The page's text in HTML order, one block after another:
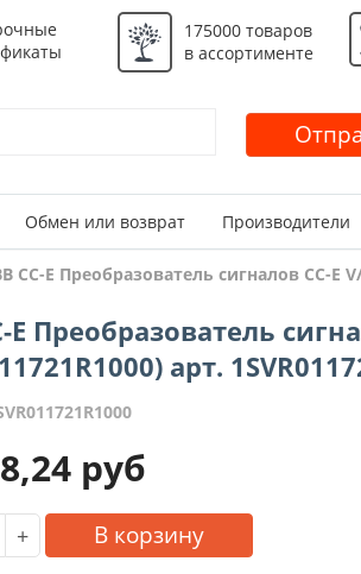
175000 товаров
в ассортименте
Обмен или возврат Производители
CC-E Преобразователь сигналов CC-E
E Преобразователь
арт.
руб
+ В корзину